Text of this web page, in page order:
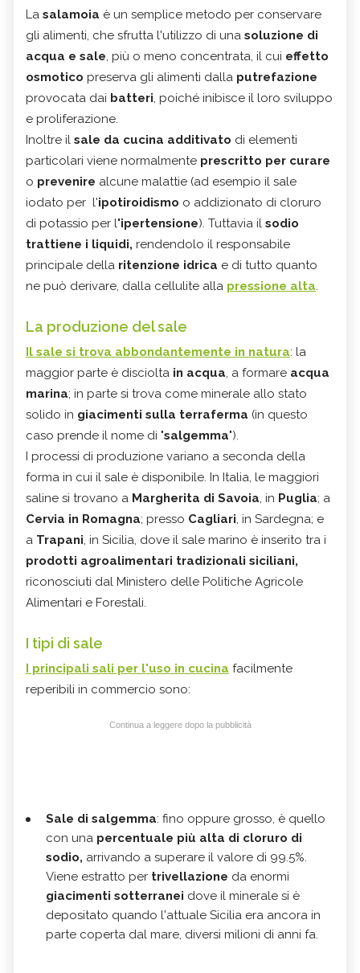
La salamoia è un semplice metodo per conservare
gli alimenti, che sfrutta l'utilizzo di una soluzione di
acqua e sale, più o meno concentrata, il cui effetto
osmotico preserva gli alimenti dalla putrefazione
provocata dai batteri, poiché inibisce il loro sviluppo
e proliferazione.
Inoltre il sale da cucina additivato di elementi
particolari viene normalmente prescritto per curare
o prevenire alcune malattie (ad esempio il sale
iodato per l'ipotiroidismo o addizionato di cloruro
di potassio per l'ipertensione). Tuttavia il sodio
trattiene i liquidi, rendendolo il responsabile
principale della ritenzione idrica e di tutto quanto
ne può derivare, dalla cellulite alla pressione alta.
La produzione del sale
Il sale si trova abbondantemente in natura: la
maggior parte è disciolta in acqua, a formare acqua
marina; in parte si trova come minerale allo stato
solido in giacimenti sulla terraferma (in questo
caso prende il nome di "salgemma").
I processi di produzione variano a seconda della
forma in cui il sale è disponibile. In Italia, le maggiori
saline si trovano a Margherita di Savoia, in Puglia; a
Cervia in Romagna; presso Cagliari, in Sardegna; e
a Trapani, in Sicilia, dove il sale marino è inserito tra i
prodotti agroalimentari tradizionali siciliani,
riconosciuti dal Ministero delle Politiche Agricole
Alimentari e Forestali.
I tipi di sale
I principali sali per l'uso in cucina facilmente
reperibili in commercio sono:
Continua a leggere dopo la pubblicità
Sale di salgemma: fino oppure grosso, è quello
con una percentuale più alta di cloruro di
sodio, arrivando a superare il valore di 99.5%.
Viene estratto per trivellazione da enormi
giacimenti sotterranei dove il minerale si è
depositato quando l'attuale Sicilia era ancora in
parte coperta dal mare, diversi milioni di anni fa.